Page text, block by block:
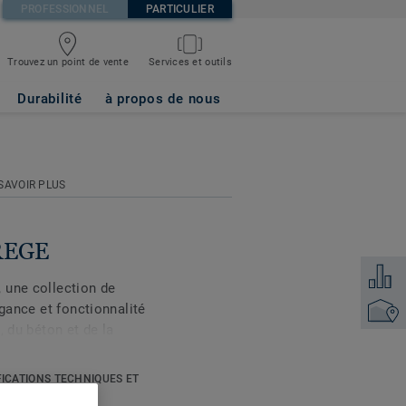
PROFESSIONNEL PARTICULIER
Trouvez un point de vente Services et outils
Durabilité à propos de nous
Points
PLUS
une collection de
et fonctionnalité
chaleureuse à
à la fois élégant
TECHNIQUES ET